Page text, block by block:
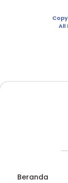
All
Beranda